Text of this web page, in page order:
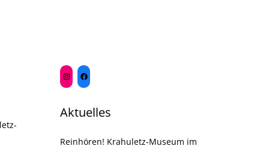
Aktuelles
Reinhören! Krahuletz-Museum im